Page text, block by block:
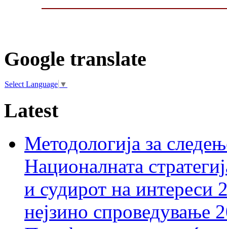
Google translate
Select Language ▼
Latest
Методологија за
Националната
и судирот на интереси
нејзино спроведување